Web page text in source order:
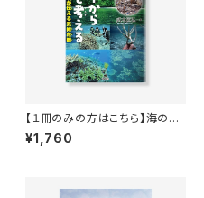
【１冊のみの方はこちら】海の中
から地球を考える
¥1,760